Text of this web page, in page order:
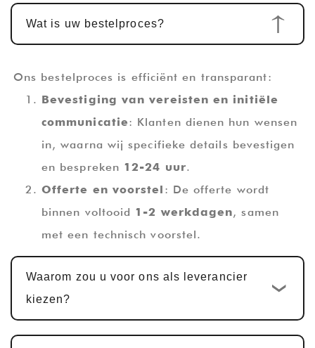
Wat is uw bestelproces?
Ons bestelproces is efficiënt en transparant:
Bevestiging van vereisten en initiële
communicatie: Klanten dienen hun wensen
in, waarna wij specifieke details bevestigen
en bespreken 12-24 uur.
Offerte en voorstel : De offerte wordt
binnen voltooid 1-2 werkdagen, samen
met een technisch voorstel.
Ontwerp en ontwikkeling op maat:
Zodra de offerte is bevestigd, is de
standaard ontwikkelingscyclus op maat
15 werkdagen. Voor multifunctionele
Waarom zou u voor ons als leverancier
kiezen?